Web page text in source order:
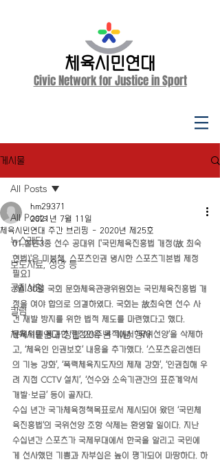
체육시민연대
Civic Network for Justice in Sport
게시물
All Posts
뉴스레터
보도자료, 성명 등
공지사항
칼럼
체육시민연대 창립 20주년 기념 행사
All Posts
체육시민연대 주간 브리핑 - 2020년 제25호
hm29371
2021년 7월 11일
01.철인3종 선수 공대위 ['국민체육진흥법 개정(故 최숙
현법)'은 미봉책, 스포츠인권 명시한 스포츠기본법 제정
필요]
7월 30일 국회 문화체육관광위원회는 국민체육진흥법 개
정을 여야 합의로 의결하였다. 국회는 故최숙현 선수 사
건 재발 방지를 위한 법적 제도를 마련했다고 했다.
문체위를 통과한 개정안은 목적에서 ‘국위선양’을 삭제하
고, ‘체육인 인권보호’ 내용을 추가했다. ‘스포츠윤리센터
의 기능 강화’, ‘폭력체육지도자의 제재 강화’, ‘인권침해 우
려 지점 CCTV 설치’, ‘선수와 소속기관간의 표준계약서
개발·보급’ 등이 골자다.
수십 년간 국가체육정책목표로서 제시되어 왔던 ‘국민체
육진흥법’의 국위선양 조항 삭제는 환영할 일이다. 지난
수십년간 스포츠가 국제무대에서 한국을 알리고 국민에
게 선사했던 기쁨과 자부심은 높이 평가되어 마땅하다. 하